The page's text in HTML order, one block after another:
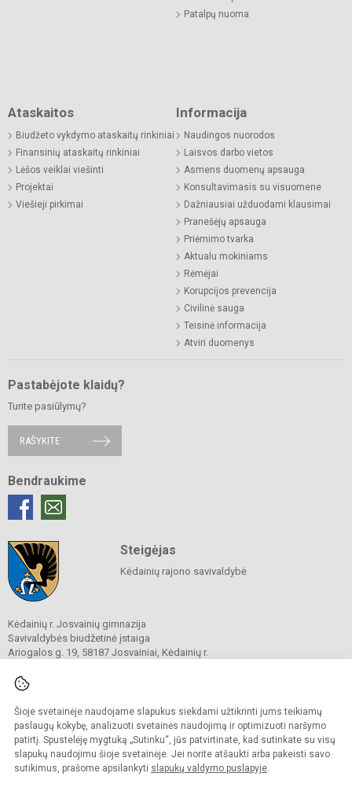
Šioje svetainėje naudojame slapukus siekdami užtikrinti jums teikiamų
paslaugų kokybę, analizuoti svetainės naudojimą ir optimizuoti naršymo
patirtį. Spustelėję mygtuką „Sutinku“, jūs patvirtinate, kad sutinkate su visų
slapukų naudojimu šioje svetainėje. Jei norite atšaukti arba pakeisti savo
sutikimus, prašome apsilankyti slapukų valdymo puslapyje.
Patalpų nuoma
Ataskaitos
Biudžeto vykdymo ataskaitų rinkiniai
Finansinių ataskaitų rinkiniai
Lėšos veiklai viešinti
Projektai
Viešieji pirkimai
Informacija
Naudingos nuorodos
Laisvos darbo vietos
Asmens duomenų apsauga
Konsultavimasis su visuomene
Dažniausiai užduodami klausimai
Pranešėjų apsauga
Priėmimo tvarka
Aktualu mokiniams
Rėmėjai
Korupcijos prevencija
Civilinė sauga
Teisinė informacija
Atviri duomenys
Pastabėjote klaidų?
Turite pasiūlymų?
RAŠYKITE
Bendraukime
Steigėjas
Kėdainių rajono savivaldybė
Kėdainių r. Josvainių gimnazija
Savivaldybės biudžetinė įstaiga
Ariogalos g. 19, 58187 Josvainiai, Kėdainių r.
El. p.
Duomenys kaupiami ir saugomi
Juridinių asmenų registre
Įmonės kodas 191018728